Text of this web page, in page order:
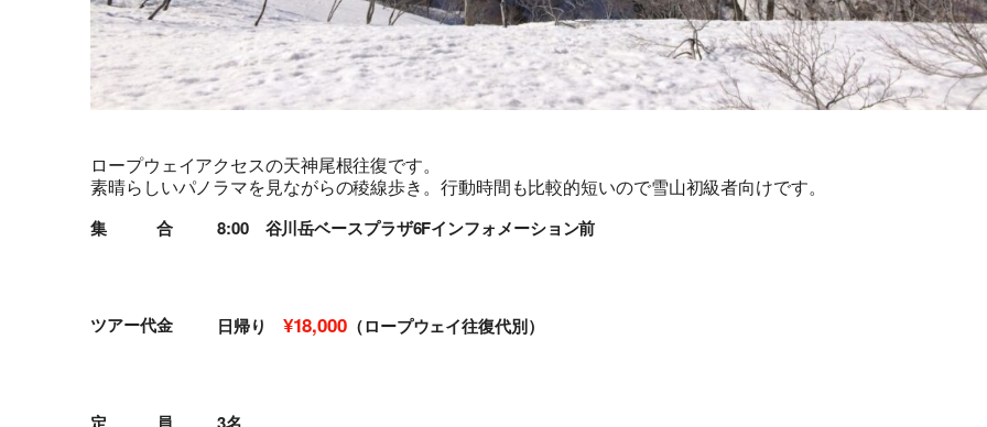
ロープウェイアクセスの天神尾根往復です。
素晴らしいパノラマを見ながらの稜線歩き。行動時間も比較的短いので雪山初級者向けです。
集 合 8:00 谷川岳ベースプラザ6Fインフォメーション前
ツアー代金 日帰り ¥18,000（ロープウェイ往復代別）
定 員 3名